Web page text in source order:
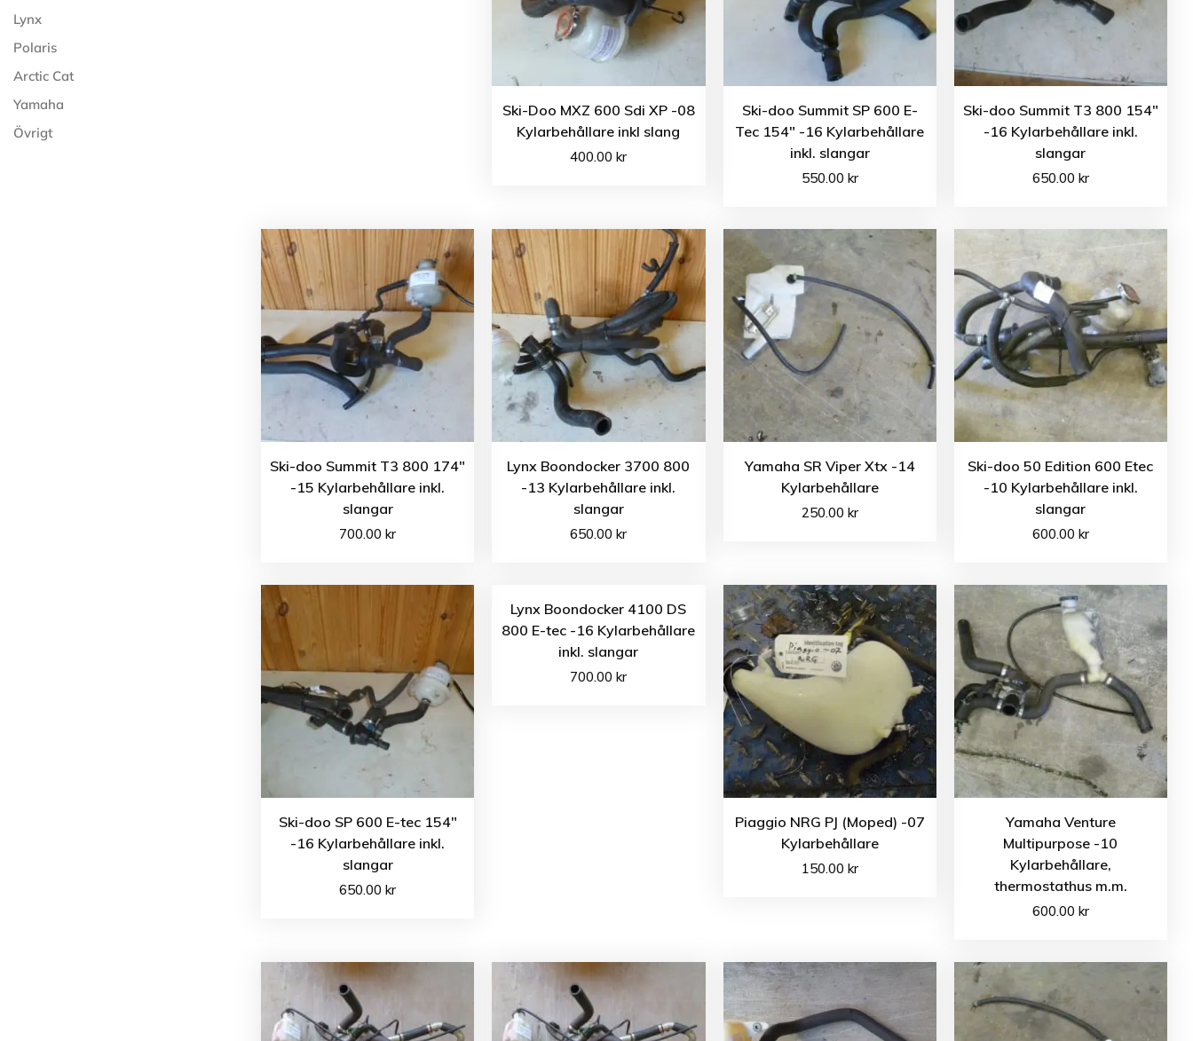
Lynx
Polaris
Arctic Cat
Yamaha
Övrigt
Ski-Doo MXZ 600 Sdi XP -08
Kylarbehållare inkl slang
400.00kr
Ski-doo Summit SP 600 E-
Tec 154″ -16 Kylarbehållare
inkl. slangar
550.00 kr
Ski-doo Summit T3 800 154″
-16 Kylarbehållare inkl.
slangar
650.00 kr
Ski-doo Summit T3 800 174″
-15 Kylarbehållare inkl.
slangar
700.00kr
Lynx Boondocker 3700 800
-13 Kylarbehållare inkl.
slangar
650.00kr
Yamaha SR Viper Xtx -14
Kylarbehållare
250.00 kr
Ski-doo 50 Edition 600 Etec
-10 Kylarbehållare inkl.
slangar
600.00 kr
Ski-doo SP 600 E-tec 154″
-16 Kylarbehållare inkl.
slangar
650.00kr
Lynx Boondocker 4100 DS
800 E-tec -16 Kylarbehållare
inkl. slangar
700.00kr
Piaggio NRG PJ (Moped) -07
Kylarbehållare
150.00 kr
Yamaha Venture
Multipurpose -10
Kylarbehållare,
thermostathus m.m.
600.00 kr